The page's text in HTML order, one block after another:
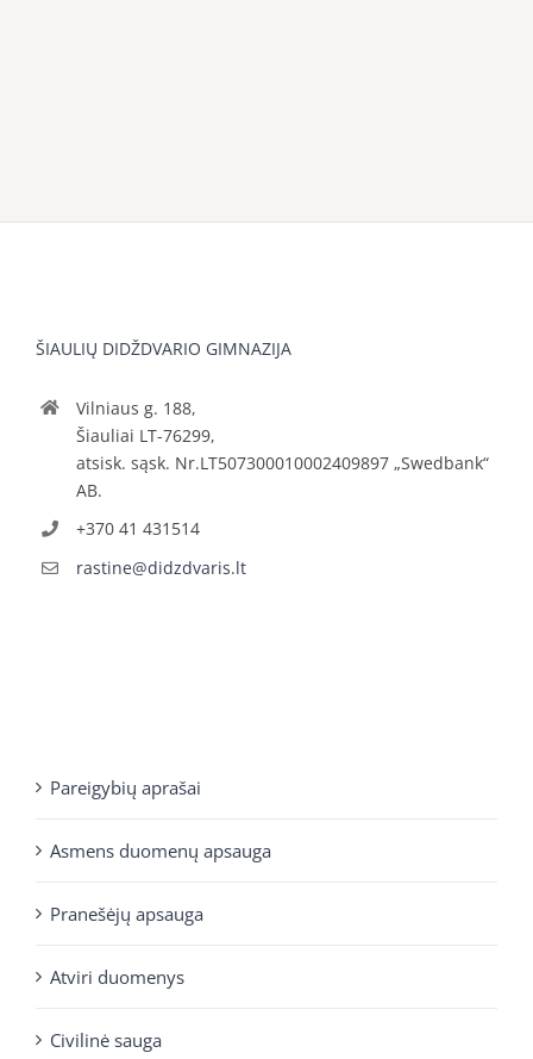
ŠIAULIŲ DIDŽDVARIO GIMNAZIJA
Vilniaus g. 188,
Šiauliai LT-76299,
atsisk. sąsk. Nr.LT507300010002409897 „Swedbank“
AB.
+370 41 431514
rastine@didzdvaris.lt
Pareigybių aprašai
Asmens duomenų apsauga
Pranešėjų apsauga
Atviri duomenys
Civilinė sauga